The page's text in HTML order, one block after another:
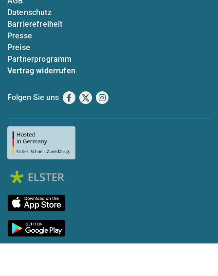
Datenschutz
Barrierefreiheit
Presse
Preise
Partnerprogramm
Vertrag widerrufen
Folgen Sie uns Facebook
X Instagram